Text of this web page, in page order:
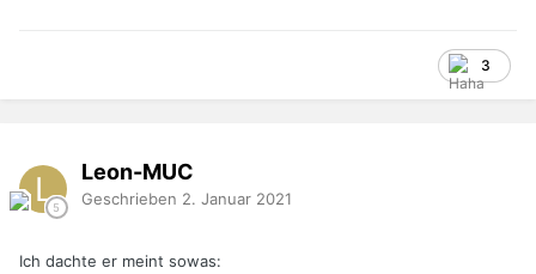
3
Leon-MUC
Geschrieben 2. Januar 2021
Ich dachte er meint sowas: